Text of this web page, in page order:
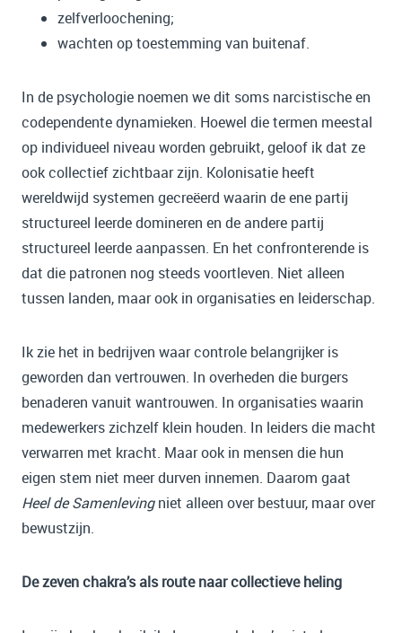
zelfverloochening;
wachten op toestemming van buitenaf.
In de psychologie noemen we dit soms narcistische en
codependente dynamieken. Hoewel die termen meestal
op individueel niveau worden gebruikt, geloof ik dat ze
ook collectief zichtbaar zijn. Kolonisatie heeft
wereldwijd systemen gecreëerd waarin de ene partij
structureel leerde domineren en de andere partij
structureel leerde aanpassen. En het confronterende is
dat die patronen nog steeds voortleven. Niet alleen
tussen landen, maar ook in organisaties en leiderschap.
Ik zie het in bedrijven waar controle belangrijker is
geworden dan vertrouwen. In overheden die burgers
benaderen vanuit wantrouwen. In organisaties waarin
medewerkers zichzelf klein houden. In leiders die macht
verwarren met kracht. Maar ook in mensen die hun
eigen stem niet meer durven innemen. Daarom gaat
Heel de Samenlevingniet alleen over bestuur, maar over
bewustzijn.
De zeven chakra’s als route naar collectieve heling